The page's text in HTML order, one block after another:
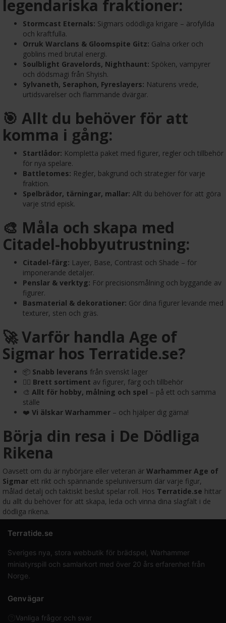
legendariska fraktioner:
Stormcast Eternals: Sigmars odödliga krigare – ärofyllda
och kraftfulla.
Orruk Warclans & Gloomspite Gitz: Galna orker och
goblins med brutal energi.
Soulblight Gravelords, Nighthaunt: Spöken, vampyrer
och dödsmagi från Shyish.
Sylvaneth, Seraphon, Fyreslayers: Naturens vrede,
urtidsvarelser och flammande dvärgar.
🎯 Allt du behöver för att
komma i gång:
Startlådor: Kompletta paket med figurer, regler och tillbehör
för nya spelare.
Battletomes: Regler, bakgrund och strategier för varje
fraktion.
Spelbrädor, tärningar, mallar: Allt du behöver för att göra
varje strid episk.
🎨 Måla och skapa med
Citadel-hobbyutrustning:
Citadel-färg: Layer, Base, Contrast och Shade – för
imponerande detaljer.
Penslar & verktyg: För precisionsmålning och byggande av
figurer.
Basmaterial & dekorationer: Gör dina figurer levande med
texturer, sten och gräs.
🚀 Varför handla Age of
Sigmar hos Terratide.se?
📦 Snabb leverans från svenskt lager
🧙‍♂️ Brett sortiment av figurer, färg och tillbehör
🎨 Allt för hobby, målning och spel – på ett och samma
ställe
❤️ Vi älskar Warhammer – och hjälper dig gärna!
Börja din resa i De Dödliga
Rikena
Oavsett om du är nybörjare eller veteran är Warhammer Age of
Sigmar ett rikt och spännande speluniversum där varje figur,
målad detalj och taktiskt beslut spelar roll. Hos Terratide.se hittar
du allt du behöver för att skapa, leda och vinna dina slagfält i de
dödliga rikena.
Terratide.se
Sveriges nya, stora webbutik för brädspel, Warhammer
miniatyrspill och samlarkort med över 20 års erfarenhet från
Norge.
Genvägar
Vanliga frågor och svar